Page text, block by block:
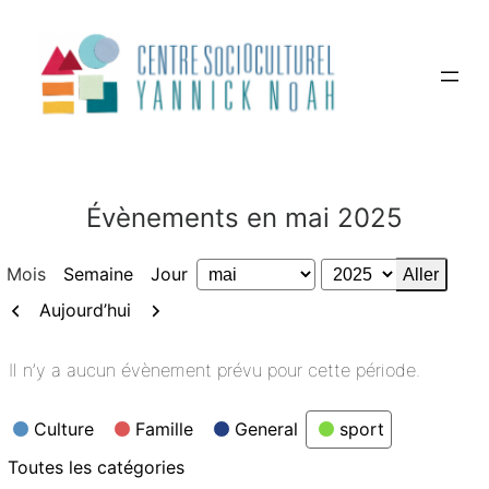
contenu
Évènements en mai 2025
Mois Semaine Jour
Mois
Année
Précédent
Aujourd’hui Suivant
Il n’y a aucun évènement prévu pour cette période.
Catégories
Culture Famille General
sport
Toutes les catégories